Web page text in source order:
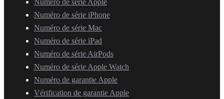
Numéro de série Apple
Numéro de série iPhone
Numéro de série Mac
Numéro de série iPad
Numéro de série AirPods
Numéro de série Apple Watch
Numéro de garantie Apple
Vérification de garantie Apple